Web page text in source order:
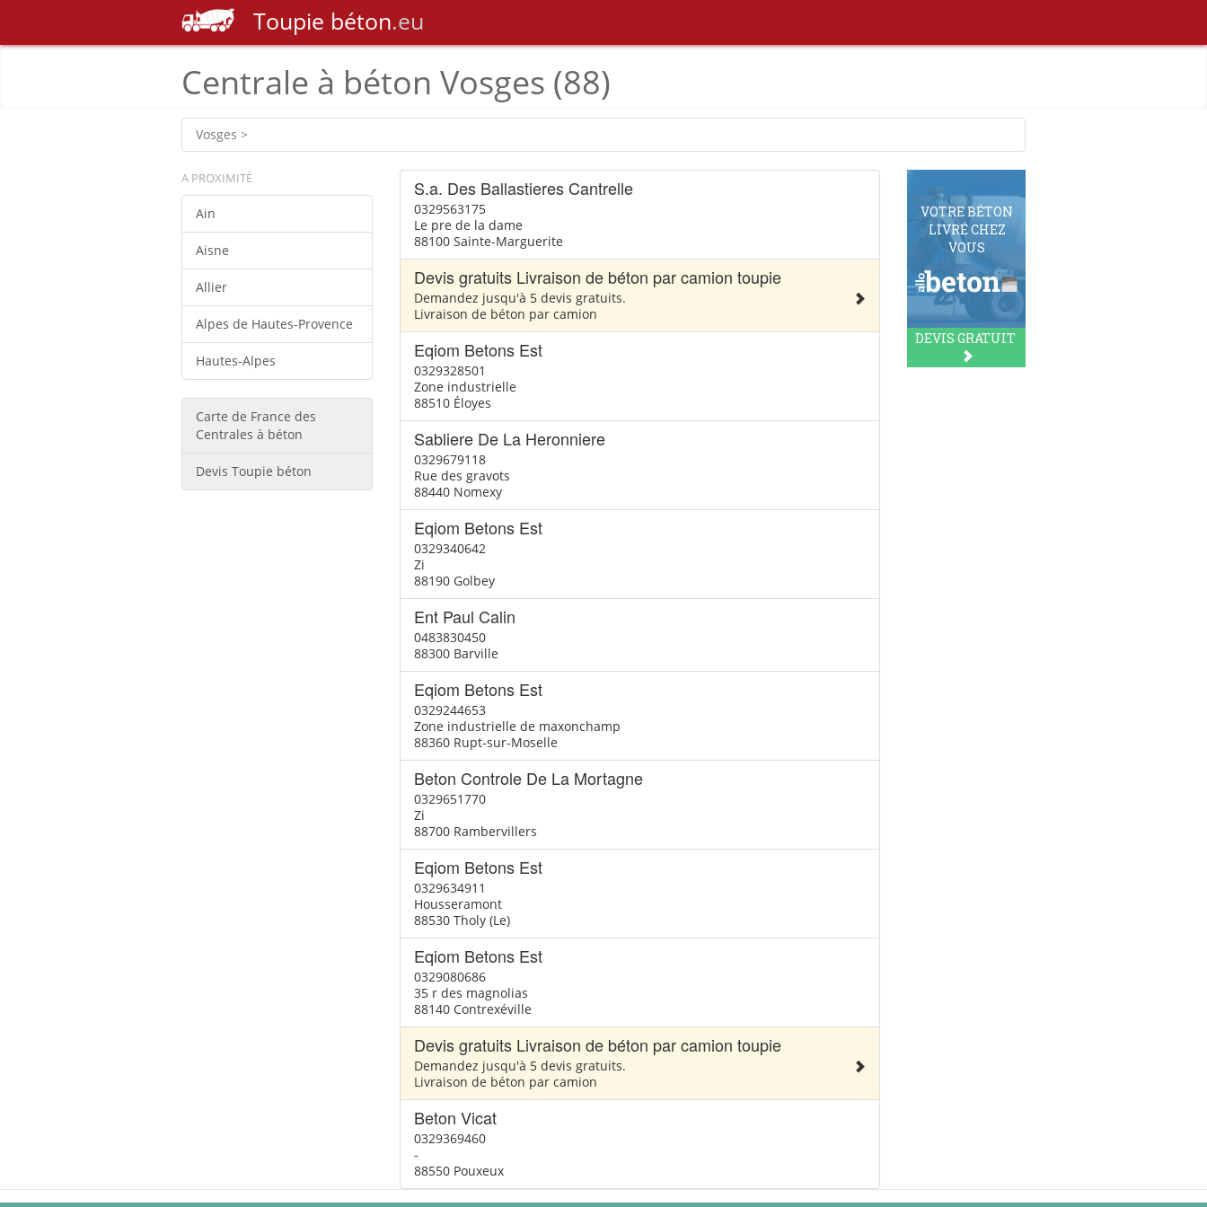
Toupie béton.eu
Centrale à béton Vosges (88)
Vosges >
A PROXIMITÉ
Ain
Aisne
Allier
Alpes de Hautes-Provence
Hautes-Alpes
Carte de France des
Centrales à béton
Devis Toupie béton
S.a. Des Ballastieres Cantrelle
0329563175
Le pre de la dame
88100 Sainte-Marguerite
Devis gratuits Livraison de béton par camion toupie
Demandez jusqu'à 5 devis gratuits.
Livraison de béton par camion
Eqiom Betons Est
0329328501
Zone industrielle
88510 Éloyes
Sabliere De La Heronniere
0329679118
Rue des gravots
88440 Nomexy
Eqiom Betons Est
0329340642
Zi
88190 Golbey
Ent Paul Calin
0483830450
88300 Barville
Eqiom Betons Est
0329244653
Zone industrielle de maxonchamp
88360 Rupt-sur-Moselle
Beton Controle De La Mortagne
0329651770
Zi
88700 Rambervillers
Eqiom Betons Est
0329634911
Housseramont
88530 Tholy (Le)
Eqiom Betons Est
0329080686
35 r des magnolias
88140 Contrexéville
Devis gratuits Livraison de béton par camion toupie
Demandez jusqu'à 5 devis gratuits.
Livraison de béton par camion
Beton Vicat
0329369460
-
88550 Pouxeux
VOTRE BÉTON
LIVRÉ CHEZ
VOUS
DEVIS GRATUIT